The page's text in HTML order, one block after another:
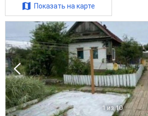
Показать на карте
1 из 10